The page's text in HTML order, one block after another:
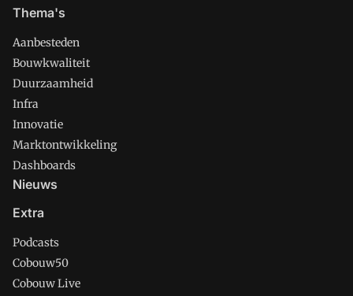
Thema's
Aanbesteden
Bouwkwaliteit
Duurzaamheid
Infra
Innovatie
Marktontwikkeling
Dashboards
Nieuws
Extra
Podcasts
Cobouw50
Cobouw Live